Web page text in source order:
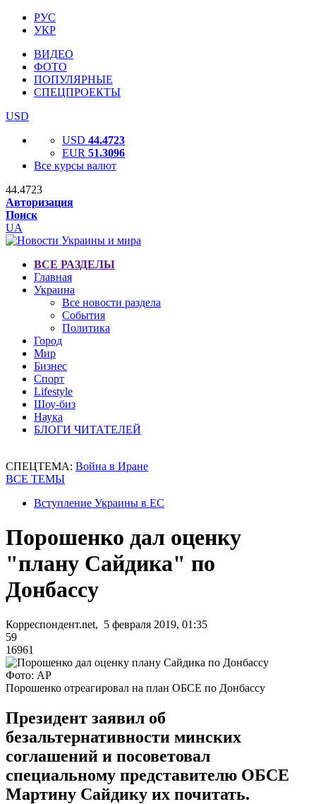
РУС
УКР
ВИДЕО
ФОТО
ПОПУЛЯРНЫЕ
СПЕЦПРОЕКТЫ
USD
USD 44.4723
EUR 51.3096
Все курсы валют
44.4723
Авторизация
Поиск
UA
ВСЕ РАЗДЕЛЫ
Главная
Украина
Все новости раздела
События
Политика
Город
Мир
Бизнес
Спорт
Lifestyle
Шоу-биз
Наука
БЛОГИ ЧИТАТЕЛЕЙ
СПЕЦТЕМА: Война в Иране
ВСЕ ТЕМЫ
Вступление Украины в ЕС
Порошенко дал оценку
"плану Сайдика" по
Донбассу
Корреспондент.net, 5 февраля 2019, 01:35
59
16961
Фото: АР
Порошенко отреагировал на план ОБСЕ по Донбассу
Президент заявил об
безальтернативности минских
соглашений и посоветовал
специальному представителю ОБСЕ
Мартину Сайдику их почитать.